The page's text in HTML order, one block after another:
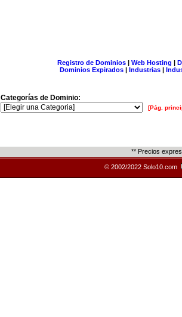
Registro de Dominios| Web Hosting |
Dominios Expirados | Industrias |
Categorías de Dominio:
[Pág.
** Precios
© 2002/2022 Solo10.com